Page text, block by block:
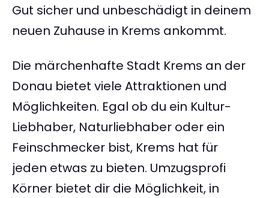
Gut sicher und unbeschädigt in deinem
neuen Zuhause in Krems ankommt.
Die märchenhafte Stadt Krems an der
Donau bietet viele Attraktionen und
Möglichkeiten. Egal ob du ein Kultur-
Liebhaber, Naturliebhaber oder ein
Feinschmecker bist, Krems hat für
jeden etwas zu bieten. Umzugsprofi
Körner bietet dir die Möglichkeit, in